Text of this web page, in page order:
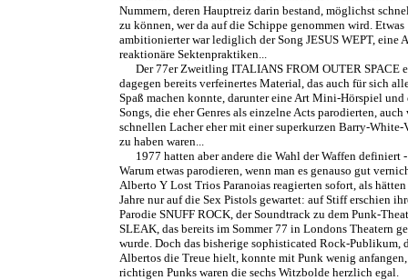
Nummern, deren Hauptreiz darin bestand, möglichst
zu können, wer da auf die Schippe genommen wird. Etwas
ambitionierter war lediglich der Song JESUS WEPT, eine
reaktionäre Sektenpraktiken...
Der 77er Zweitling ITALIANS FROM OUTER SPACE
dagegen bereits verfeinertes Material, das auch für sich
Spaß machen konnte, darunter eine Art Mini-Hörspiel und
Songs, die eher Genres als einzelne Acts parodierten, auch
schnellen Lacher eher mit einer superkurzen Barry-White-
zu haben waren...
1977 hatten aber andere die Wahl der Waffen definiert
Warum etwas parodieren, wenn man es genauso gut
Alberto Y Lost Trios Paranoias reagierten sofort, als
Jahre nur auf die Sex Pistols gewartet: auf Stiff erschien
Parodie SNUFF ROCK, der Soundtrack zu dem Punk-
SLEAK, das bereits im Sommer 77 in Londons Theatern
wurde. Doch das bisherige sophisticated Rock-Publikum,
Albertos die Treue hielt, konnte mit Punk wenig
richtigen Punks waren die sechs Witzbolde herzlich egal.